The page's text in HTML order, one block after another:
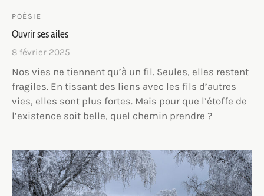
POÉSIE
Ouvrir ses ailes
8 février 2025
Nos vies ne tiennent qu’à un fil. Seules, elles restent
fragiles. En tissant des liens avec les fils d’autres
vies, elles sont plus fortes. Mais pour que l’étoffe de
l’existence soit belle, quel chemin prendre ?